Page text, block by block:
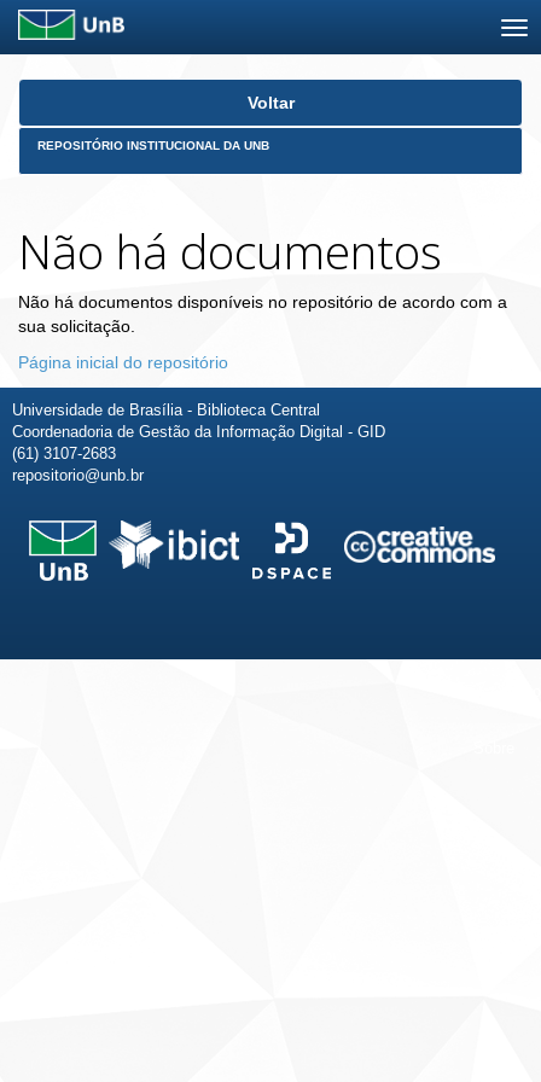
Skip
Voltar
REPOSITÓRIO INSTITUCIONAL DA UNB
Não há documentos
Não há documentos disponíveis no repositório de acordo com a
sua solicitação.
Página inicial do repositório
Universidade de Brasília - Biblioteca Central
Coordenadoria de Gestão da Informação Digital - GID
(61) 3107-2683
repositorio@unb.br